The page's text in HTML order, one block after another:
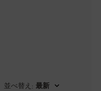
並べ替え : 最新